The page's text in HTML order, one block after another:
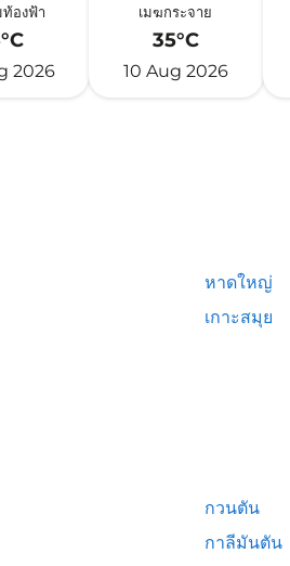
ท้องฟ้า
2026
เมฆกระจาย
35°C
10 Aug 2026
หาดใหญ่
เกาะสมุย
กวนตัน
กาลีมันตัน